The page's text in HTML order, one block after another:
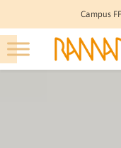
Campus